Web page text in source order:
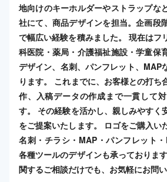
地向けのキーホルダーやストラップな
社にて、商品デザインを担当。企画段
で幅広い経験を積みました。 現在はフ
科医院・薬局・介護福祉施設・学童保
デザイン、名刺、パンフレット、MAP
ります。 これまでに、お客様との打ち
作、入稿データの作成まで一貫して
す。 その経験を活かし、親しみやすく
をご提案いたします。 ロゴをご購入い
名刺・チラシ・MAP・パンフレット・
各種ツールのデザインも承っておりま
関するご相談だけでも、お気軽にお問い